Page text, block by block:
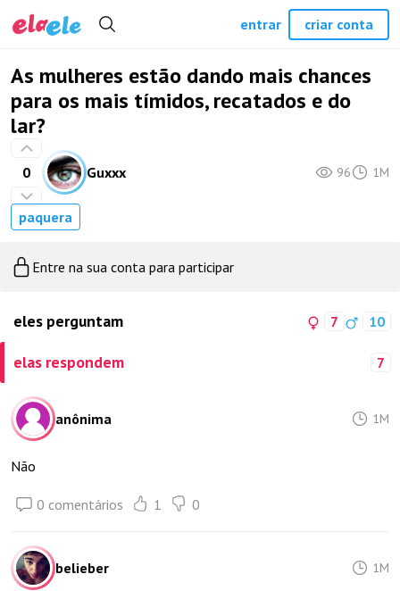
As mulheres estão dando mais chances
para os mais tímidos, recatados e do
lar?
0 Guxxx 96 1M
paquera
Entre na sua conta para participar
eles perguntam 7 10
elas respondem 7
anônima 1M
Não
0 comentários 1 0
belieber 1M
entrar criar conta